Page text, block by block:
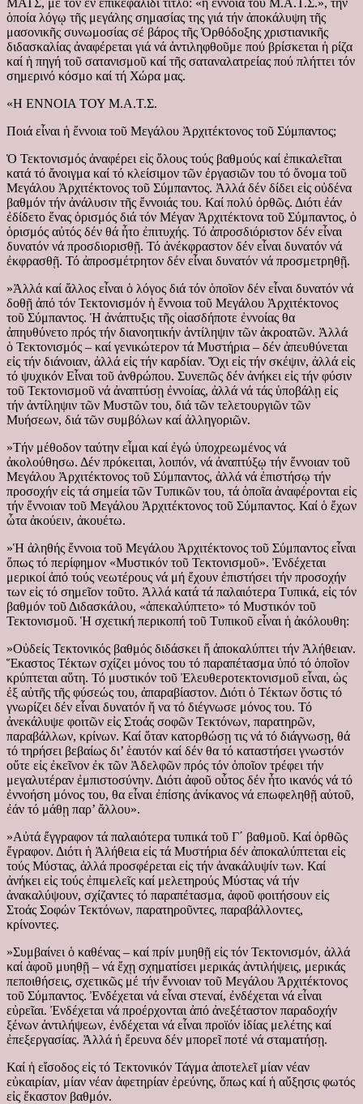
ὁποία λόγῳ τῆς μεγάλης σημασίας της γιά τήν ἀποκάλυψη τῆς
μασονικῆς συνωμοσίας σέ βάρος τῆς Ὀρθόδοξης χριστιανικῆς
διδασκαλίας ἀναφέρεται γιά νά ἀντιληφθοῦμε πού βρίσκεται ἡ ρίζα
καί ἡ πηγή τοῦ σατανισμοῦ καί τῆς σαταναλατρείας πού πλήττει τόν
σημερινό κόσμο καί τή Χώρα μας.
«Η ΕΝΝΟΙΑ ΤΟΥ Μ.Α.Τ.Σ.
Ποιά εἶναι ἡ ἔννοια τοῦ Μεγάλου Ἀρχιτέκτονος τοῦ Σύμπαντος;
Ὁ Τεκτονισμός ἀναφέρει εἰς ὅλους τούς βαθμούς καί ἐπικαλεῖται
κατά τό ἄνοιγμα καί τό κλείσιμον τῶν ἐργασιῶν του τό ὄνομα τοῦ
Μεγάλου Ἀρχιτέκτονος τοῦ Σύμπαντος. Ἀλλά δέν δίδει εἰς οὐδένα
βαθμόν τήν ἀνάλυσιν τῆς ἔννοιάς του. Καί πολύ ὀρθῶς. Διότι ἐάν
ἐδίδετο ἕνας ὁρισμός διά τόν Μέγαν Ἀρχιτέκτονα τοῦ Σύμπαντος, ὁ
ὁρισμός αὐτός δέν θά ἦτο ἐπιτυχής. Τό ἀπροσδιόριστον δέν εἶναι
δυνατόν νά προσδιορισθῇ. Τό ἀνέκφραστον δέν εἶναι δυνατόν νά
ἐκφρασθῇ. Τό ἀπροσμέτρητον δέν εἶναι δυνατόν νά προσμετρηθῇ.
»Ἀλλά καί ἄλλος εἶναι ὁ λόγος διά τόν ὁποῖον δέν εἶναι δυνατόν νά
δοθῇ ἀπό τόν Τεκτονισμόν ἡ ἔννοια τοῦ Μεγάλου Ἀρχιτέκτονος
τοῦ Σύμπαντος. Ἡ ἀνάπτυξις τῆς οἱασδήποτε ἐννοίας θα
ἀπηυθύνετο πρός τήν διανοητικήν ἀντίληψιν τῶν ἀκροατῶν. Ἀλλά
ὁ Τεκτονισμός – καί γενικώτερον τά Μυστήρια – δέν ἀπευθύνεται
εἰς τήν διάνοιαν, ἀλλά εἰς τήν καρδίαν. Ὄχι εἰς τήν σκέψιν, ἀλλά εἰς
τό ψυχικόν Εἶναι τοῦ ἀνθρώπου. Συνεπῶς δέν ἀνήκει εἰς τήν φύσιν
τοῦ Τεκτονισμοῦ νά ἀναπτύσῃ ἐννοίας, ἀλλά νά τάς ὑποβάλῃ εἰς
τήν ἀντίληψιν τῶν Μυστῶν του, διά τῶν τελετουργιῶν τῶν
Μυήσεων, διά τῶν συμβόλων καί ἀλληγοριῶν.
»Τήν μέθοδον ταύτην εἶμαι καί ἐγώ ὑποχρεωμένος νά
ἀκολούθησω. Δέν πρόκειται, λοιπόν, νά ἀναπτύξῳ τήν ἔννοιαν τοῦ
Μεγάλου Ἀρχιτέκτονος τοῦ Σύμπαντος, ἀλλά νά ἐπιστήσῳ τήν
προσοχήν εἰς τά σημεία τῶν Τυπικῶν του, τά ὁποῖα ἀναφέρονται εἰς
τήν ἔννοιαν τοῦ Μεγάλου Ἀρχιτέκτονος τοῦ Σύμπαντος. Καί ὁ ἔχων
ὦτα ἀκούειν, ἀκουέτω.
»Ἡ ἀληθής ἔννοια τοῦ Μεγάλου Ἀρχιτέκτονος τοῦ Σύμπαντος εἶναι
ὅπως τό περίφημον «Μυστικόν τοῦ Τεκτονισμοῦ». Ἐνδέχεται
μερικοί ἀπό τούς νεωτέρους νά μή ἔχουν ἐπιστήσει τήν προσοχήν
των εἰς τό σημεῖον τοῦτο. Ἀλλά κατά τά παλαιότερα Τυπικά, εἰς τόν
βαθμόν τοῦ Διδασκάλου, «ἀπεκαλύπτετο» τό Μυστικόν τοῦ
Τεκτονισμοῦ. Ἡ σχετική περικοπή τοῦ Τυπικοῦ εἶναι ἡ ἀκόλουθη:
»Οὐδείς Τεκτονικός βαθμός διδάσκει ἤ ἀποκαλύπτει τήν Ἀλήθειαν.
Ἕκαστος Τέκτων σχίζει μόνος του τό παραπέτασμα ὑπό τό ὁποῖον
κρύπτεται αὕτη. Τό μυστικόν τοῦ Ἐλευθεροτεκτονισμοῦ εἶναι, ὡς
ἐξ αὐτῆς τῆς φύσεώς του, ἀπαραβίαστον. Διότι ὁ Τέκτων ὅστις τό
γνωρίζει δέν εἶναι δυνατόν ἤ να τό διέγνωσε μόνος του. Τό
ἀνεκάλυψε φοιτῶν εἰς Στοάς σοφῶν Τεκτόνων, παρατηρῶν,
παραβάλλων, κρίνων. Καί ὅταν κατορθώσῃ τις νά τό διάγνωσῃ, θά
τό τηρήσει βεβαίως δι’ ἑαυτόν καί δέν θα τό καταστήσει γνωστόν
οὔτε εἰς ἐκεῖνον ἐκ τῶν Ἀδελφῶν πρός τόν ὁποῖον τρέφει τήν
μεγαλυτέραν ἐμπιστοσύνην. Διότι ἀφοῦ οὗτος δέν ἦτο ικανός νά τό
ἐννοήση μόνος του, θα εἶναι ἐπίσης ἀνίκανος νά επωφεληθῇ αὐτοῦ,
ἐάν τό μάθῃ παρ’ ἄλλου».
»Αὐτά ἔγγραφον τά παλαιότερα τυπικά τοῦ Γ΄ βαθμοῦ. Καί ὀρθῶς
ἔγραφον. Διότι ἡ Ἀλήθεια εἰς τά Μυστήρια δέν ἀποκαλύπτεται εἰς
τούς Μύστας, ἀλλά προσφέρεται εἰς τήν ἀνακάλυψίν των. Καί
ἀνήκει εἰς τούς ἐπιμελεῖς καί μελετηρούς Μύστας νά τήν
ἀνακαλύψουν, σχίζαντες τό παραπέτασμα, ἀφοῦ φοιτήσουν εἰς
Στοάς Σοφών Τεκτόνων, παρατηροῦντες, παραβάλλοντες,
κρίνοντες.
»Συμβαίνει ὁ καθένας – καί πρίν μυηθῇ εἰς τόν Τεκτονισμόν, ἀλλά
καί ἀφοῦ μυηθῇ – νά ἔχῃ σχηματίσει μερικάς ἀντιλήψεις, μερικάς
πεποιθήσεις, σχετικῶς μέ τήν ἔννοιαν τοῦ Μεγάλου Ἀρχιτέκτονος
τοῦ Σύμπαντος. Ἐνδέχεται νά εἶναι στεναί, ἐνδέχεται νά εἶναι
εὐρεῖαι. Ἐνδέχεται νά προέρχονται ἀπό ἀνεξέταστον παραδοχήν
ξένων ἀντιλήψεων, ἐνδέχεται νά εἶναι προϊόν ἰδίας μελέτης καί
ἐπεξεργασίας. Ἀλλά ἡ ἔρευνα δέν μπορεῖ ποτέ νά σταματήσῃ.
Καί ἡ εἴσοδος εἰς τό Τεκτονικόν Τάγμα ἀποτελεῖ μίαν νέαν
εὐκαιρίαν, μίαν νέαν ἀφετηρίαν ἐρεύνης, ὅπως καί ἡ αὔξησις φωτός
εἰς ἕκαστον βαθμόν.